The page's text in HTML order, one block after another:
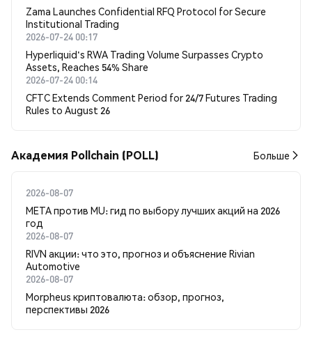
Zama Launches Confidential RFQ Protocol for Secure
Institutional Trading
2026-07-24 00:17
Hyperliquid's RWA Trading Volume Surpasses Crypto
Assets, Reaches 54% Share
2026-07-24 00:14
CFTC Extends Comment Period for 24/7 Futures Trading
Rules to August 26
Академия Pollchain (POLL) Больше
2026-08-07
META против MU: гид по выбору лучших акций на 2026
год
2026-08-07
RIVN акции: что это, прогноз и объяснение Rivian
Automotive
2026-08-07
Morpheus криптовалюта: обзор, прогноз,
перспективы 2026